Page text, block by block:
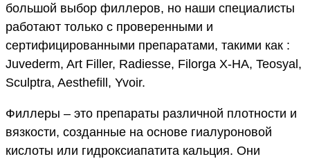
большой выбор филлеров, но наши специалисты
работают только с проверенными и
сертифицированными препаратами, такими как :
Juvederm, Art Filler, Radiesse, Filorga X-HA, Teosyal,
Sculptra, Aesthefill, Yvoir.
Филлеры – это препараты различной плотности и
вязкости, созданные на основе гиалуроновой
кислоты или гидроксиапатита кальция. Они